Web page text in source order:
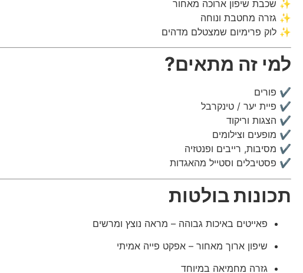
✨ שכבת שיפון ארוכה מאחור
✨ גזרה מחטבת ונוחה
✨ לוק פרימיום שמצטלם מדהים
למי זה מתאים?
✔ פורים
✔ פיית יער / טינקרבל
✔ הצגות וריקוד
✔ מופעים וצילומים
✔ מסיבות, רייבים ופנטזיה
✔ פסטיבלים וסטייל מהאגדות
תכונות בולטות
פאייטים באיכות גבוהה – מראה נוצץ ומרשים
שיפון ארוך מאחור – אפקט פייה אמיתי
גזרה מחמיאה במיוחד